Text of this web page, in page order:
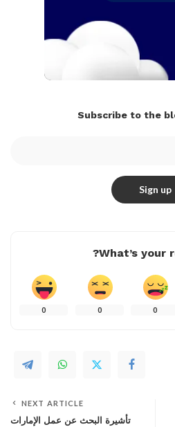
Subscribe to the
What’s your
0
0
0
NEXT ARTICLE
تأشيرة البحث عن عمل الإمارات